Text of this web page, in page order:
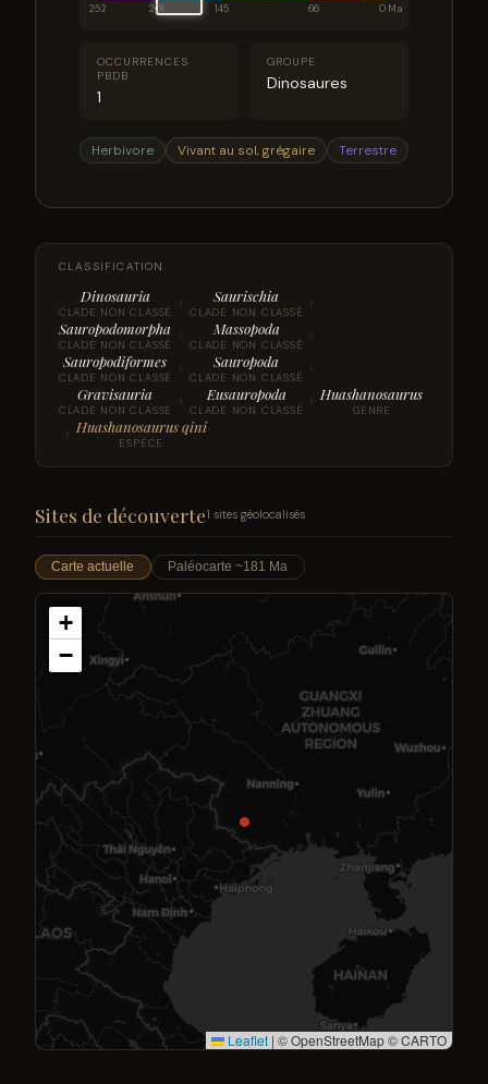
252
201 145 66 0 Ma
OCCURRENCES
PBDB
1
GROUPE
Dinosaures
Herbivore Vivant au sol, grégaire Terrestre
CLASSIFICATION
Dinosauria
CLADE NON CLASSÉ › Saurischia
CLADE NON CLASSÉ ›
Sauropodomorpha
CLADE NON CLASSÉ › Massopoda
CLADE NON CLASSÉ ›
Sauropodiformes
CLADE NON CLASSÉ › Sauropoda
CLADE NON CLASSÉ ›
Gravisauria
CLADE NON CLASSÉ › Eusauropoda
CLADE NON CLASSÉ › Huashanosaurus
GENRE
› Huashanosaurus qini
ESPÈCE
Sites de découverte1 sites géolocalisés
Carte actuelle Paléocarte ~181 Ma
+
−
Leaflet | © OpenStreetMap © CARTO